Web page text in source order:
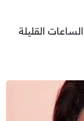
القليلة